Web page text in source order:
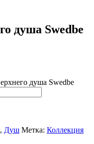
душа Swedbe
душа Swedbe
, Душ Метка: Коллекция